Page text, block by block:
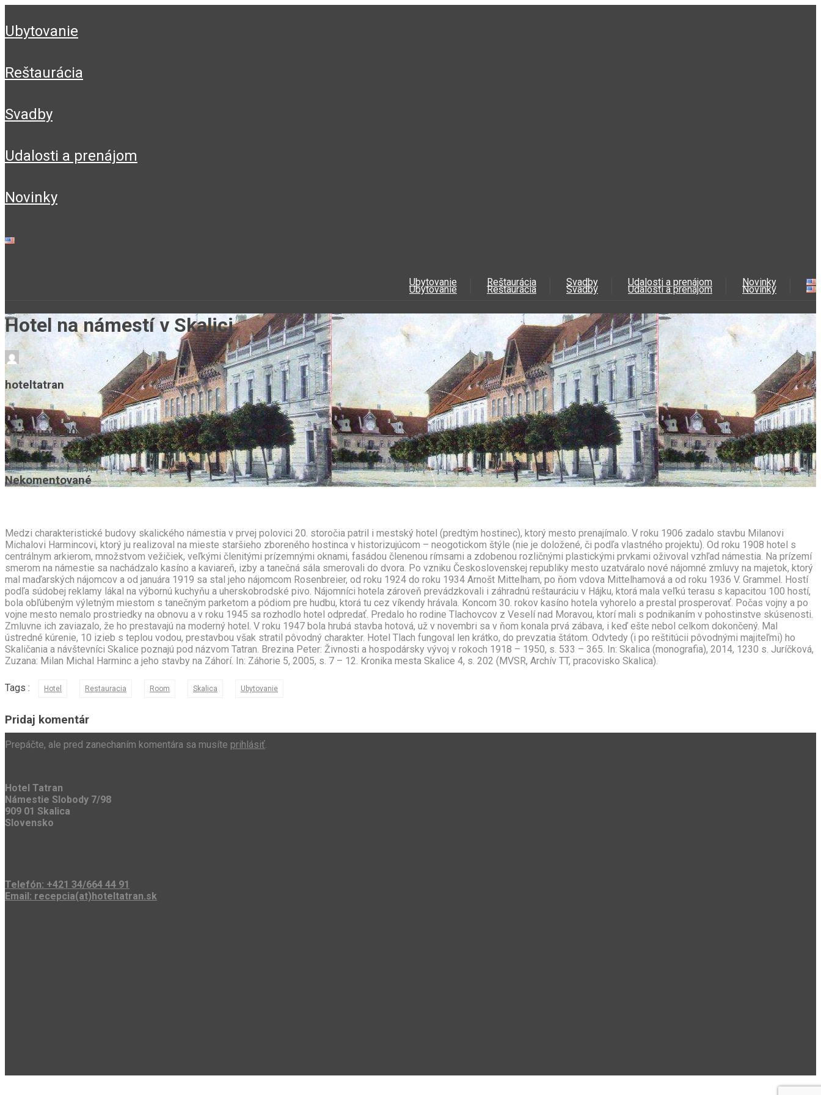
ubytovanie
reštaurácia
svadby
udalosti a prenájom
novinky
Ubytovanie Reštaurácia Svadby Udalosti a prenájom Novinky
Ubytovanie Reštaurácia Svadby Udalosti a prenájom Novinky
Hotel na námestí v Skalici
hoteltatran
07 januára 2020
Nekomentované
Medzi charakteristické budovy skalického námestia v prvej polovici 20. storočia patril i mestský hotel (predtým hostinec), ktorý mesto prenajímalo. V roku 1906 zadalo stavbu Milanovi
Michalovi Harmincovi, ktorý ju realizoval na mieste staršieho zboreného hostinca v historizujúcom – neogotickom štýle (nie je doložené, či podľa vlastného projektu). Od roku 1908 hotel s
centrálnym arkierom, množstvom vežičiek, veľkými členitými prízemnými oknami, fasádou členenou rímsami a zdobenou rozličnými plastickými prvkami oživoval vzhľad námestia. Na prízemí
smerom na námestie sa nachádzalo kasíno a kaviareň, izby a tanečná sála smerovali do dvora. Po vzniku Československej republiky mesto uzatváralo nové nájomné zmluvy na majetok, ktorý
mal maďarských nájomcov a od januára 1919 sa stal jeho nájomcom Rosenbreier, od roku 1924 do roku 1934 Arnošt Mittelham, po ňom vdova Mittelhamová a od roku 1936 V. Grammel. Hostí
podľa súdobej reklamy lákal na výbornú kuchyňu a uherskobrodské pivo. Nájomníci hotela zároveň prevádzkovali i záhradnú reštauráciu v Hájku, ktorá mala veľkú terasu s kapacitou 100 hostí,
bola obľúbeným výletným miestom s tanečným parketom a pódiom pre hudbu, ktorá tu cez víkendy hrávala. Koncom 30. rokov kasíno hotela vyhorelo a prestal prosperovať. Počas vojny a po
vojne mesto nemalo prostriedky na obnovu a v roku 1945 sa rozhodlo hotel odpredať. Predalo ho rodine Tlachovcov z Veselí nad Moravou, ktorí mali s podnikaním v pohostinstve skúsenosti.
Zmluvne ich zaviazalo, že ho prestavajú na moderný hotel. V roku 1947 bola hrubá stavba hotová, už v novembri sa v ňom konala prvá zábava, i keď ešte nebol celkom dokončený. Mal
ústredné kúrenie, 10 izieb s teplou vodou, prestavbou však stratil pôvodný charakter. Hotel Tlach fungoval len krátko, do prevzatia štátom. Odvtedy (i po reštitúcii pôvodnými majiteľmi) ho
Skaličania a návštevníci Skalice poznajú pod názvom Tatran. Brezina Peter: Živnosti a hospodársky vývoj v rokoch 1918 – 1950, s. 533 – 365. In: Skalica (monografia), 2014, 1230 s. Juríčková,
Zuzana: Milan Michal Harminc a jeho stavby na Záhorí. In: Záhorie 5, 2005, s. 7 – 12. Kronika mesta Skalice 4, s. 202 (MVSR, Archív TT, pracovisko Skalica).
Tags : Hotel Restauracia Room Skalica Ubytovanie
Pridaj komentár
Prepáčte, ale pred zanechaním komentára sa musíte prihlásiť.
Hotel Tatran
Námestie Slobody 7/98
909 01 Skalica
Slovensko
Telefón: +421 34/664 44 91
Email: recepcia(at)hoteltatran.sk